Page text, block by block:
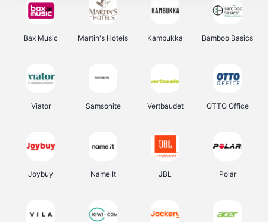
Bax Music Martin's Hotels Kambukka Bamboo Basics
Viator Samsonite Vertbaudet OTTO Office
Joybuy Name It JBL Polar